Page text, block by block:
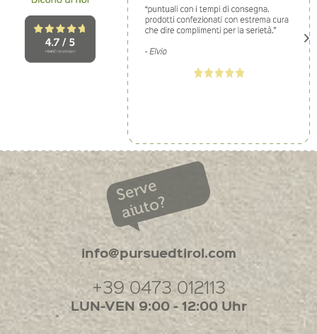
Serve
aiuto?
info@pursuedtirol.com
+39 0473 012113
LUN-VEN 9:00 - 12:00 Uhr